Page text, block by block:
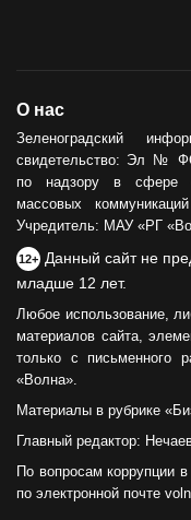
О нас
Зеленоградский
свидетельство: Эл №
по надзору в сфере
массовых
Учредитель: МАУ «РГ
12+ Данный сайт не
младше 12 лет.
Любое использование,
материалов сайта,
только с письменного
«Волна».
Материалы в рубрике
Главный редактор:
По вопросам коррупции
по электронной почте